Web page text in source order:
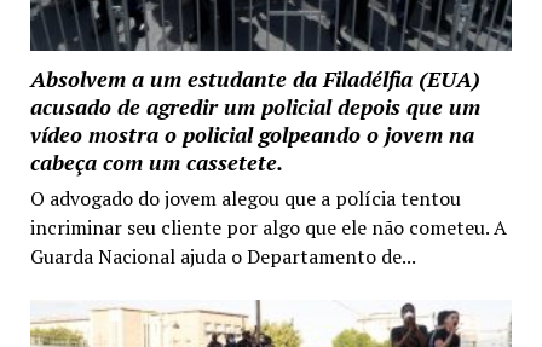
Absolvem a um estudante da Filadélfia (EUA)
acusado de agredir um policial depois que um
vídeo mostra o policial golpeando o jovem na
cabeça com um cassetete.
O advogado do jovem alegou que a polícia tentou
incriminar seu cliente por algo que ele não cometeu. A
Guarda Nacional ajuda o Departamento de...